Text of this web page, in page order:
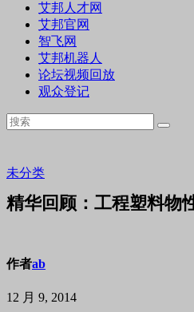
艾邦人才网
艾邦官网
智飞网
艾邦机器人
论坛视频回放
观众登记
未分类
精华回顾：工程塑料物
作者ab
12 月 9, 2014